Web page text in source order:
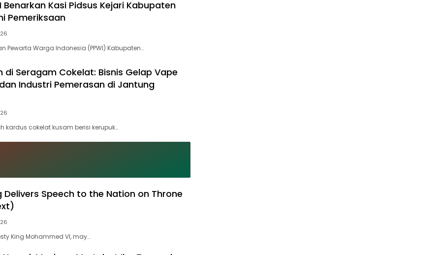
Benarkan Kasi Pidsus Kejari Kabupaten
Pemeriksaan
Pewarta Warga Indonesia (PPWI) Kabupaten…
di Seragam Cokelat: Bisnis Gelap Vape
Industri Pemerasan di Jantung
kardus cokelat kusam berisi kerupuk…
Delivers Speech to the Nation on Throne
King Mohammed VI, may…